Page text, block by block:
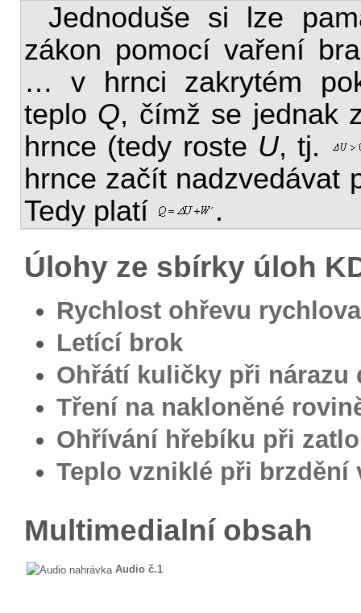
Jednoduše si lze
zákon pomocí vaření
… v hrnci zakrytém
teplo Q, čímž se jednak
hrnce (tedy roste U, tj.
hrnce začít nadzvedávat
Tedy platí
.
Úlohy ze sbírky úloh
Rychlost ohřevu
Letící brok
Ohřátí kuličky při nárazu
Tření na nakloněné
Ohřívání hřebíku při
Teplo vzniklé při brzdění
Multimedialní obsah
Audio č.1